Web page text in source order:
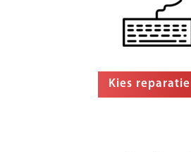
Kies reparatie